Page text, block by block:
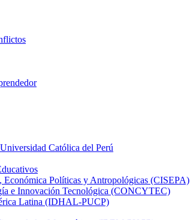
Católica del Perú
Económica Políticas y Antropológicas (CISEPA)
e Innovación Tecnológica (CONCYTEC)
Latina (IDHAL-PUCP)